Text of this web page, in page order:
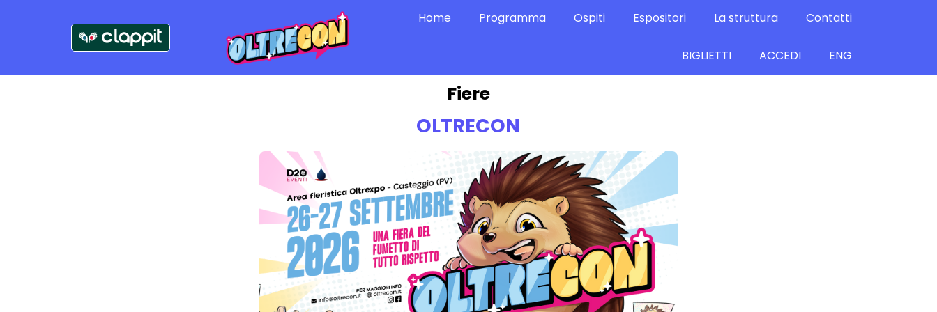
BIGLIETTI ACCEDI ENG
Home Programma Ospiti Espositori La struttura Contatti
Fiere
OLTRECON